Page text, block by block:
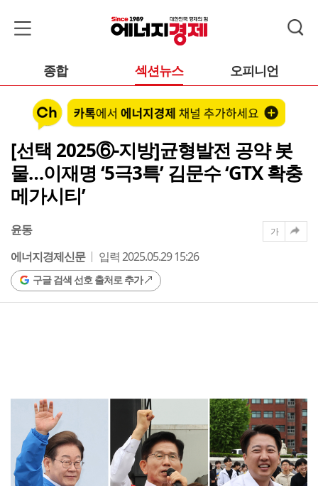
종합 섹션뉴스 오피니언
[선택 2025⑥-지방]균형발전 공약 봇
물…이재명 ‘5극3특’ 김문수 ‘GTX 확충
메가시티’
윤동
에너지경제신문
입력 2025.05.29 15:26
구글 검색 선호 출처로 추가
가